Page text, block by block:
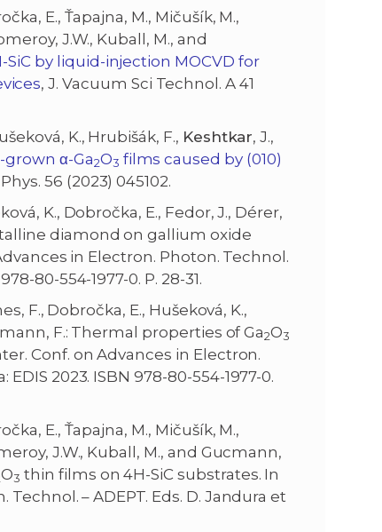
E., Ťapajna, M., Mičušík, M.,
J.W., Kuball, M., and
SiC by liquid-injection MOCVD for
, J. Vacuum Sci Technol. A 41
K., Hrubišák, F., Keshtkar, J.,
α-Ga2O3 films caused by (010)
56 (2023) 045102.
K., Dobročka, E., Fedor, J., Dérer,
diamond on gallium oxide
in Electron. Photon. Technol.
80-554-1977-0. P. 28-31.
F., Dobročka, E., Hušeková, K.,
F.: Thermal properties of Ga2O3
Conf. on Advances in Electron.
2023. ISBN 978-80-554-1977-0.
E., Ťapajna, M., Mičušík, M.,
J.W., Kuball, M., and Gucmann,
O3 thin films on 4H-SiC substrates. In
– ADEPT. Eds. D. Jandura et